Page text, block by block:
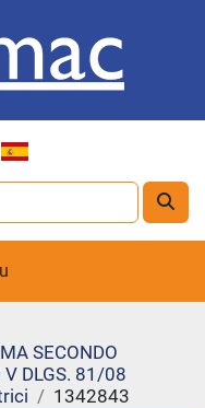
SECONDO
V DLGS. 81/08
1342843